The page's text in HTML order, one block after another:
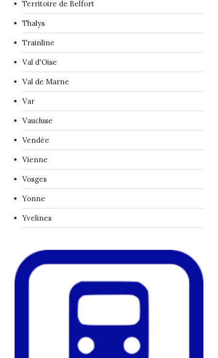
Territoire de Belfort
Thalys
Trainline
Val d'Oise
Val de Marne
Var
Vaucluse
Vendée
Vienne
Vosges
Yonne
Yvelines